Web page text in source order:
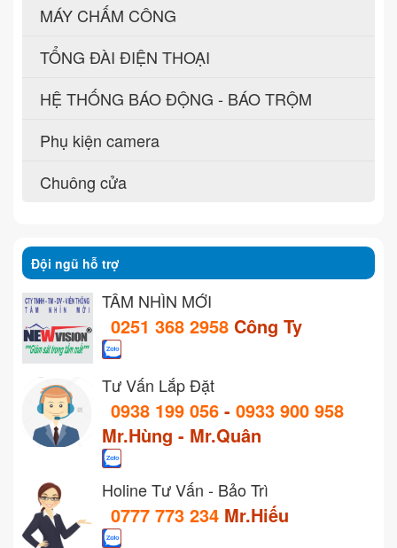
MÁY CHẤM CÔNG
TỔNG ĐÀI ĐIỆN THOẠI
HỆ THỐNG BÁO ĐỘNG - BÁO TRỘM
Phụ kiện camera
Chuông cửa
Đội ngũ hỗ trợ
TẦM NHÌN MỚI
0251 368 2958 Công Ty
Tư Vấn Lắp Đặt
0938 199 056 - 0933 900 958
Mr.Hùng - Mr.Quân
Holine Tư Vấn - Bảo Trì
0777 773 234 Mr.Hiếu